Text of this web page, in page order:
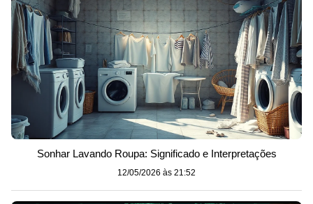
Sonhar Lavando Roupa: Significado e Interpretações
12/05/2026 às 21:52